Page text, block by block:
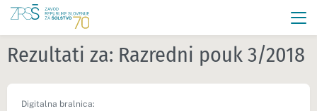
Rezultati za: Razredni pouk 3/2018
Digitalna bralnica: